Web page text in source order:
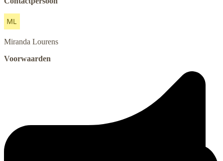
Miranda Lourens
Voorwaarden